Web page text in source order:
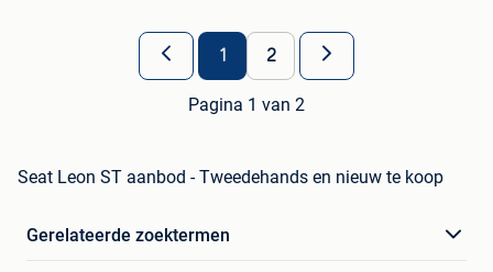
1 2
Pagina 1 van 2
Seat Leon ST aanbod - Tweedehands en nieuw te koop
Gerelateerde zoektermen